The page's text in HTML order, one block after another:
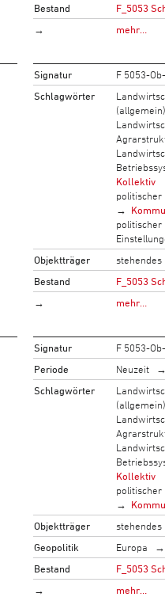
Bestand
F_5053
→
mehr…
Signatur
F 5053-
Schlagwörter
(allgemein)
Kollektiv
politischer
politischer
Objektträger
stehendes
Bestand
F_5053
→
mehr…
Signatur
F 5053-
Periode
Neuzeit
Schlagwörter
(allgemein)
Kollektiv
politischer
Objektträger
stehendes
Geopolitik
Europa
Bestand
F_5053
→
mehr…